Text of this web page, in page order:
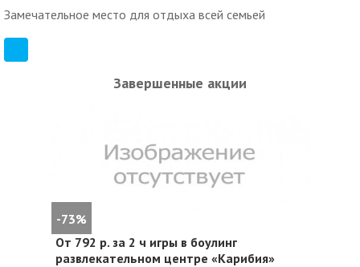
Замечательное место для отдыха всей семьей
Завершенные акции
-73%
От 792 р. за 2 ч игры в боулинг
развлекательном центре «Карибия»